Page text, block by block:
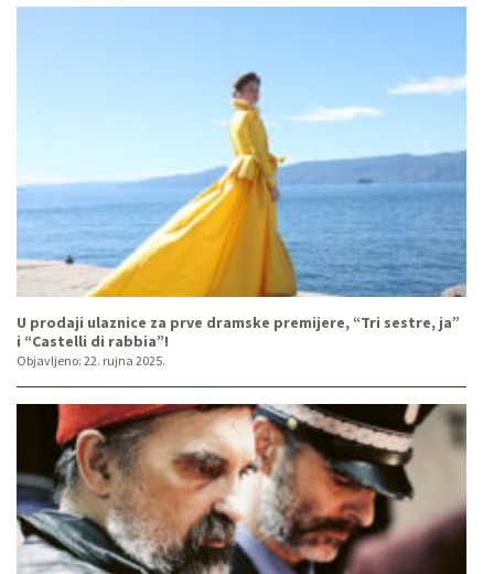
U prodaji ulaznice za prve dramske premijere, “Tri sestre, ja”
i “Castelli di rabbia”!
Objavljeno: 22. rujna 2025.